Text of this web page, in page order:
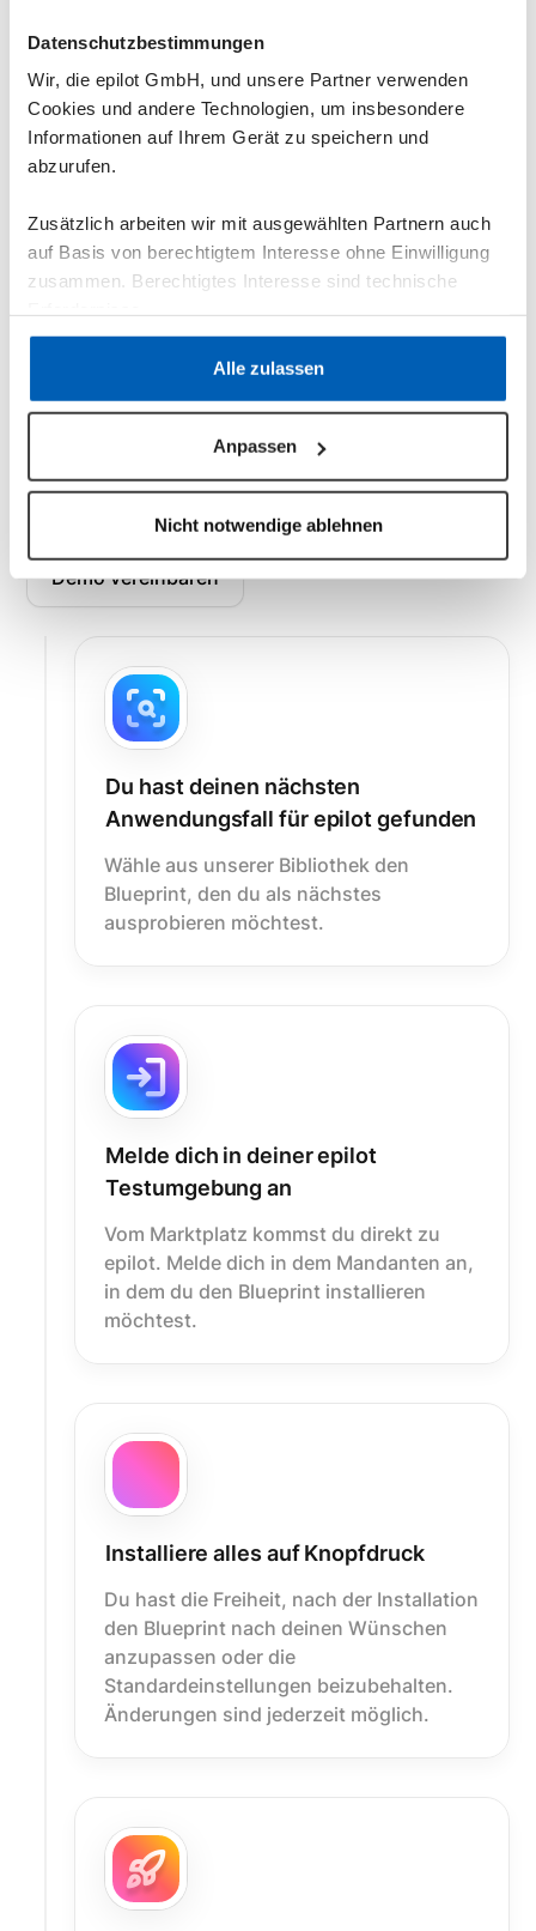
Datenschutzbestimmungen
Wir, die epilot GmbH, und unsere Partner verwenden
Cookies und andere Technologien, um insbesondere
Informationen auf Ihrem Gerät zu speichern und
abzurufen.
Zusätzlich arbeiten wir mit ausgewählten Partnern auch
auf Basis von berechtigtem Interesse ohne Einwilligung
zusammen. Berechtigtes Interesse sind technische
Datenschutzerklärung·Impressum
Alle zulassen
Anpassen
Nicht notwendige ablehnen
Die Installation:
war noch nie einfacher.
Jetzt einloggen und installieren
Demo vereinbaren
Du hast deinen nächsten
Anwendungsfall für epilot gefunden
Wähle aus unserer Bibliothek den
Blueprint, den du als nächstes
ausprobieren möchtest.
Melde dich in deiner epilot
Testumgebung an
Vom Marktplatz kommst du direkt zu
epilot. Melde dich in dem Mandanten an,
in dem du den Blueprint installieren
möchtest.
Installiere alles auf Knopfdruck
Du hast die Freiheit, nach der Installation
den Blueprint nach deinen Wünschen
anzupassen oder die
Standardeinstellungen beizubehalten.
Änderungen sind jederzeit möglich.